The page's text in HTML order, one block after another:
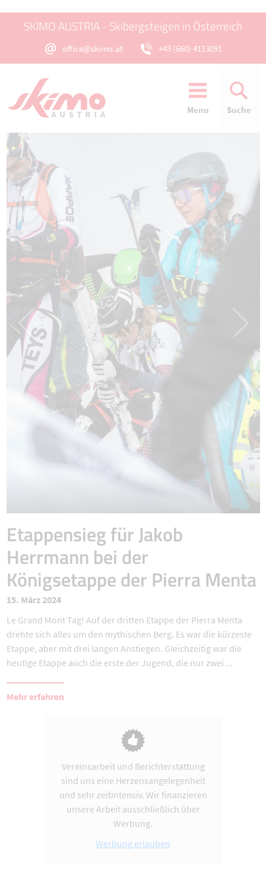
SKIMO AUSTRIA - Skibergsteigen in Österreich
office@skimo.at +43 (660) 4113091
Menu Suche
Etappensieg für Jakob
Herrmann bei der
Königsetappe der Pierra Menta
15. März 2024
Le Grand Mont Tag! Auf der dritten Etappe der Pierra Menta
drehte sich alles um den mythischen Berg. Es war die kürzeste
Etappe, aber mit drei langen Anstiegen. Gleichzeitig war die
heutige Etappe auch die erste der Jugend, die nur zwei ...
Mehr erfahren
Vereinsarbeit und Berichterstattung
sind uns eine Herzensangelegenheit
und sehr zeitintensiv. Wir finanzieren
unsere Arbeit ausschließlich über
Werbung.
Werbung erlauben